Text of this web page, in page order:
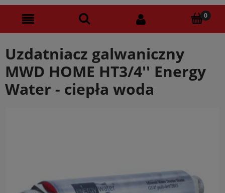
Uzdatniacz galwaniczny
MWD HOME HT3/4'' Energy
Water - ciepła woda